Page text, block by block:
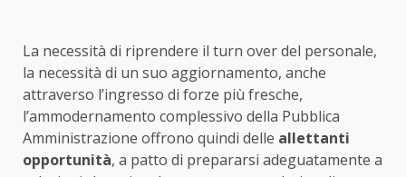
La necessità di riprendere il turn over del personale,
la necessità di un suo aggiornamento, anche
attraverso l’ingresso di forze più fresche,
l’ammodernamento complessivo della Pubblica
Amministrazione offrono quindi delle allettanti
opportunità, a patto di prepararsi adeguatamente a